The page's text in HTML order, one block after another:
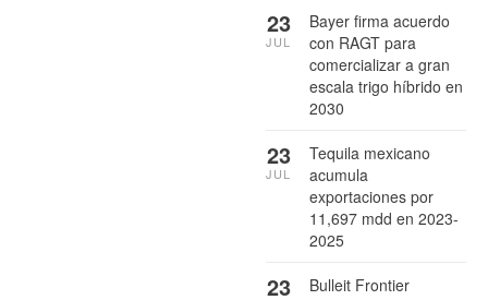
Bayer firma acuerdo
con RAGT para
comercializar a gran
escala trigo híbrido en
2030
23
JUL
Tequila mexicano
acumula
exportaciones por
11,697 mdd en 2023-
2025
23
JUL
Bulleit Frontier
23